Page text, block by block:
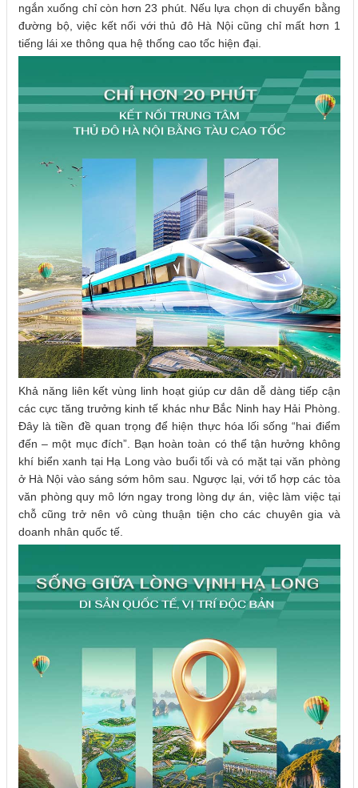
ngắn xuống chỉ còn hơn 23 phút. Nếu lựa chọn di chuyển bằng
đường bộ, việc kết nối với thủ đô Hà Nội cũng chỉ mất hơn 1
tiếng lái xe thông qua hệ thống cao tốc hiện đại.
Khả năng liên kết vùng linh hoạt giúp cư dân dễ dàng tiếp cận
các cực tăng trưởng kinh tế khác như Bắc Ninh hay Hải Phòng.
Đây là tiền đề quan trọng để hiện thực hóa lối sống “hai điểm
đến – một mục đích”. Bạn hoàn toàn có thể tận hưởng không
khí biển xanh tại Hạ Long vào buổi tối và có mặt tại văn phòng
ở Hà Nội vào sáng sớm hôm sau. Ngược lại, với tổ hợp các tòa
văn phòng quy mô lớn ngay trong lòng dự án, việc làm việc tại
chỗ cũng trở nên vô cùng thuận tiện cho các chuyên gia và
doanh nhân quốc tế.